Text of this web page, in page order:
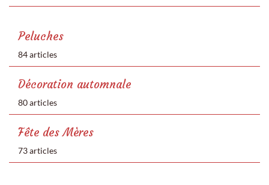
Peluches
84 articles
Décoration automnale
80 articles
Fête des Mères
73 articles